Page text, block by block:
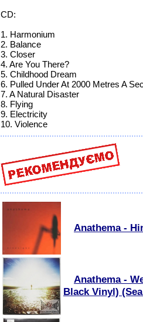
CD:
1. Harmonium
2. Balance
3. Closer
4. Are You There?
5. Childhood Dream
6. Pulled Under At 2000 Metres A
7. A Natural Disaster
8. Flying
9. Electricity
10. Violence
Anathema -
Anathema -
Black Vinyl)